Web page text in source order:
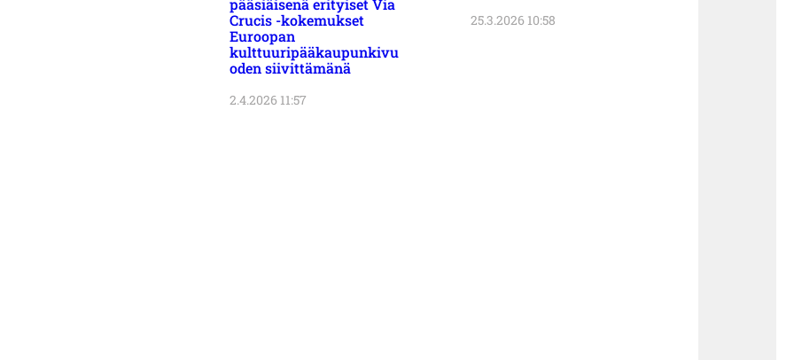
pääsiäisenä erityiset Via
Crucis -kokemukset
Euroopan
kulttuuripääkaupunkivu
oden siivittämänä
2.4.2026 11:57
25.3.2026 10:58